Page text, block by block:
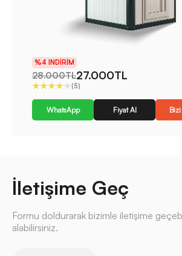
%4 INDIRIM
28.000TL27.000TL
(5)
WhatsApp Fiyat Al Bizi
İletişime Geç
Formu doldurarak bizimle iletişime
alabilirsiniz.